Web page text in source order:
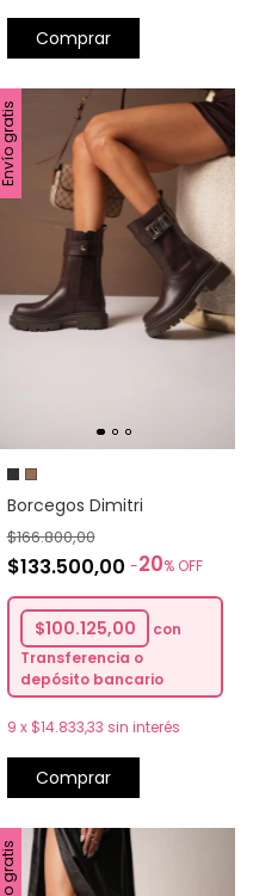
Comprar
Envío gratis
Borcegos Dimitri
$133.500,00 -20% OFF
$166.800,00
$100.125,00
con
Transferencia o
depósito bancario
9 x $14.833,33 sin interés
Comprar